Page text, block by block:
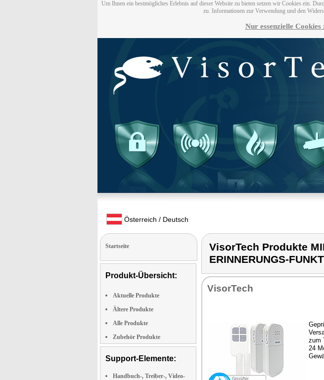
Um Ihnen ein bestmögliches Erlebnis auf dieser Website zu bieten setzen wir Cookies ein.
zu. Informationen zur Verwendung und den
Nur essenzielle Cookies
Österreich / Deutsch
Startseite
Produkt-Übersicht:
Aktuelle Produkte
Ältere Produkte
Alle Produkte
Zubehör Produkte
Support-Elemente:
Handbuch-, Treiber-, Video-
VisorTech Produkte
ERINNERUNGS-
VisorTech
zum
24